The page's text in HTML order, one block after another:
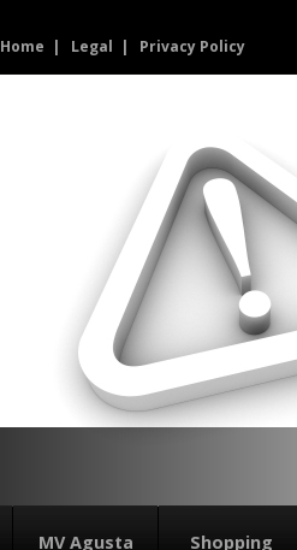
Home Legal Privacy Policy
MV Agusta Shopping